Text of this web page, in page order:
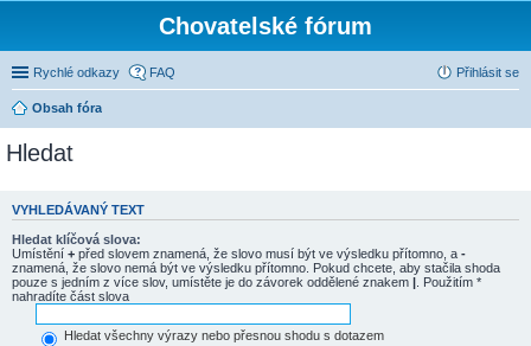
Chovatelské fórum
Rychlé odkazy FAQ Přihlásit se
Obsah fóra
Hledat
VYHLEDÁVANÝ TEXT
Hledat klíčová slova:
Umístění + před slovem znamená, že slovo musí být ve výsledku přítomno, a -
znamená, že slovo nemá být ve výsledku přítomno. Pokud chcete, aby stačila shoda
pouze s jedním z více slov, umístěte je do závorek oddělené znakem | . Použitím *
nahradíte část slova
Hledat všechny výrazy nebo přesnou shodu s dotazem